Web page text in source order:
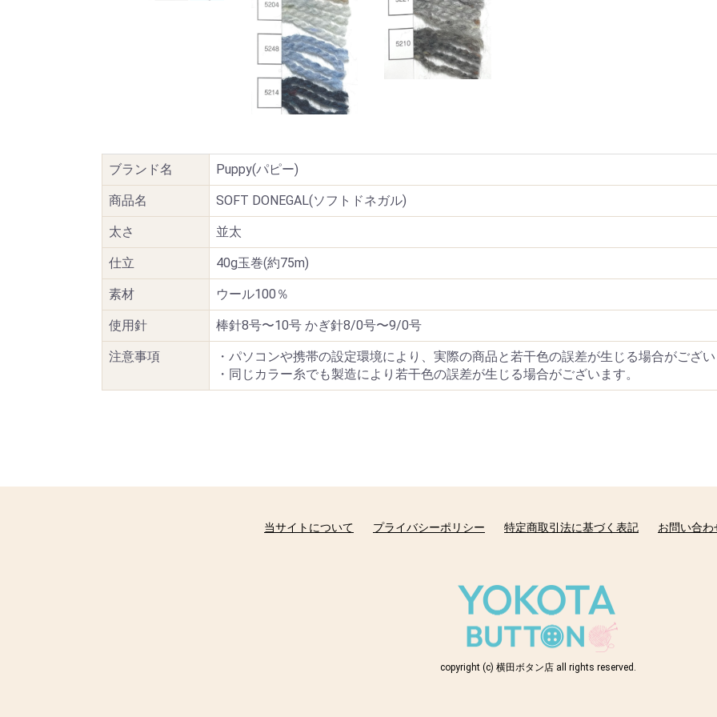
ブランド名 Puppy(パピー)
商品名 SOFT DONEGAL(ソフトドネガル)
太さ 並太
仕立 40g玉巻(約75m)
素材 ウール100％
使用針 棒針8号〜10号 かぎ針8/0号〜9/0号
注意事項
・パソコンや携帯の設定環境により、実際の商品と若干色の誤差が生じる場合がござ
・同じカラー糸でも製造により若干色の誤差が生じる場合がございます。
当サイトについて プライバシーポリシー 特定商取引法に基づく表記 お問い合わ
copyright (c) 横田ボタン店 all rights reserved.